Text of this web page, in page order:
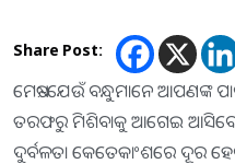
Share Post:
ମେଷ:-ଯେଉଁ ବନ୍ଧୁମାନେ ଆପଣଙ୍କ
ତରଫରୁ ମିଶିବାକୁ ଆଗେଇ ଆସିବେ।
ଦୁର୍ବଳତା କେତେକାଂଶରେ ଦୂର